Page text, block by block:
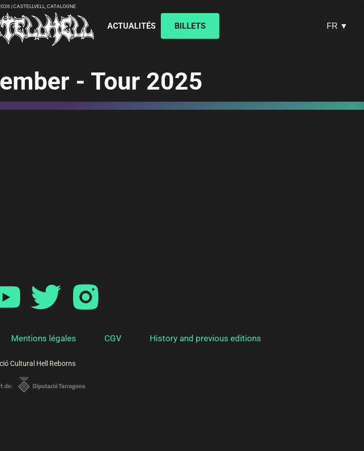
| CASTELLVELL, CATALOGNE
ACTUALITÉS BILLETS FR ▼
- Tour 2025
Mentions légales CGV History and previous editions
Cultural Hell Reborns